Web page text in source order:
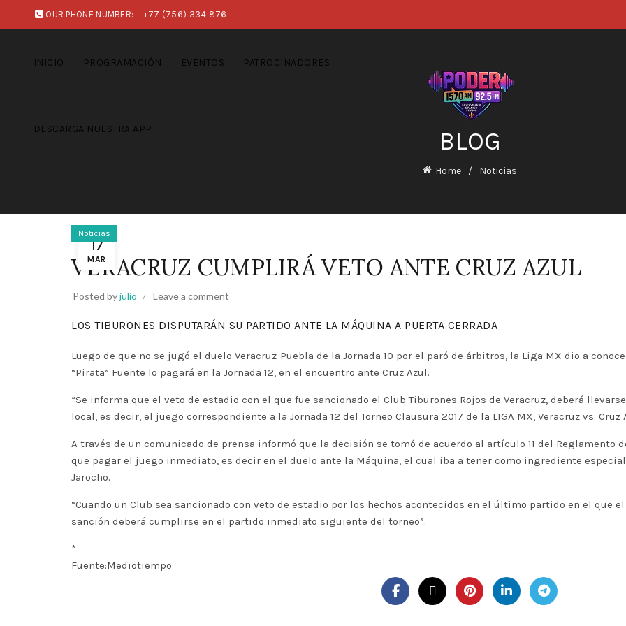
OUR PHONE NUMBER: +77 (756) 334 876
INICIO PROGRAMACIÓN EVENTOS PATROCINADORES
DESCARGA NUESTRA APP BLOG
Home Noticias
17
MAR
Noticias
VERACRUZ CUMPLIRÁ VETO ANTE CRUZ AZUL
Posted byjulio Leave a comment
LOS TIBURONES DISPUTARÁN SU PARTIDO ANTE LA MÁQUINA A PUERTA CERRADA
Luego de que no se jugó el duelo Veracruz-Puebla de la Jornada 10 por el paró de árbitros, la Liga MX dio a
“Pirata” Fuente lo pagará en la Jornada 12, en el encuentro ante Cruz Azul.
“Se informa que el veto de estadio con el que fue sancionado el Club Tiburones Rojos de Veracruz, deberá
local, es decir, el juego correspondiente a la Jornada 12 del Torneo Clausura 2017 de la LIGA MX, Veracruz vs. Cruz
A través de un comunicado de prensa informó que la decisión se tomó de acuerdo al artículo 11 del Reglamento
que pagar el juego inmediato, es decir en el duelo ante la Máquina, el cual iba a tener como ingrediente
Jarocho.
“Cuando un Club sea sancionado con veto de estadio por los hechos acontecidos en el último partido en el que
sanción deberá cumplirse en el partido inmediato siguiente del torneo”.
*
Fuente:Mediotiempo